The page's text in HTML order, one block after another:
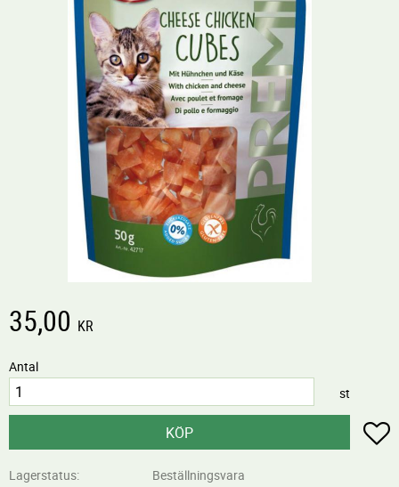
35,00 KR
Antal
st
KÖP
Lagerstatus
Beställningsvara